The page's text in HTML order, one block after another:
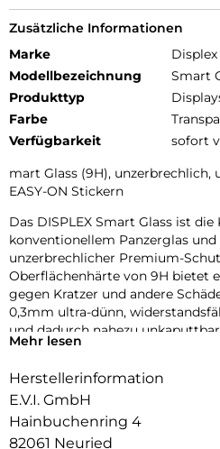
Zusätzliche Informationen
Marke
Displex
Modellbezeichnung
Smart
Produkttyp
Farbe
Verfügbarkeit
sofort
mart Glass (9H),
EASY-ON Stickern
Das DISPLEX Smart Glass ist
konventionellem Panzerglas
unzerbrechlicher Premium-
Oberflächenhärte von 9H bietet
gegen Kratzer und andere
0,3mm ultra-dünn,
und dadurch nahezu
wird mit modernster
des Smartphone Displays
uneingeschränkte Funktionalität,
Hüllenkompatibilität sind
Mehr lesen
Herstellerinformation
E.V.I. GmbH
Hainbuchenring 4
82061 Neuried